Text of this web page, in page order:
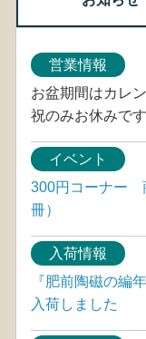
営業情報
お盆期間はカレ
祝のみお休みです
イベント
300円コーナー
冊）
入荷情報
『肥前陶磁の編
入荷しました